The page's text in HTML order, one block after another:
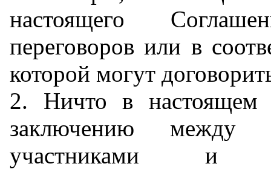
настоящего
переговоров или в
которой могут
2. Ничто в настоящем
заключению между
участниками и